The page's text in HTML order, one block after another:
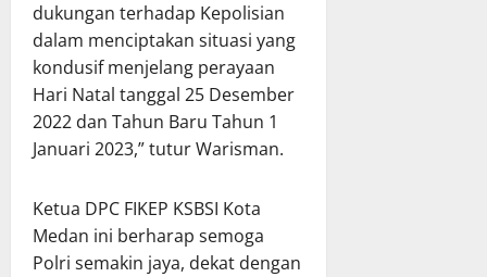
dukungan terhadap Kepolisian
dalam menciptakan situasi yang
kondusif menjelang perayaan
Hari Natal tanggal 25 Desember
2022 dan Tahun Baru Tahun 1
Januari 2023,” tutur Warisman.
Ketua DPC FIKEP KSBSI Kota
Medan ini berharap semoga
Polri semakin jaya, dekat dengan